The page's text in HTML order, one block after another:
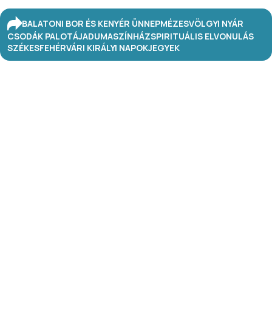
BALATONI BOR ÉS KENYÉR ÜNNEPMÉZESVÖLGYI NYÁR
CSODÁK PALOTÁJADUMASZÍNHÁZSPIRITUÁLIS ELVONULÁS
SZÉKESFEHÉRVÁRI KIRÁLYI NAPOKJEGYEK